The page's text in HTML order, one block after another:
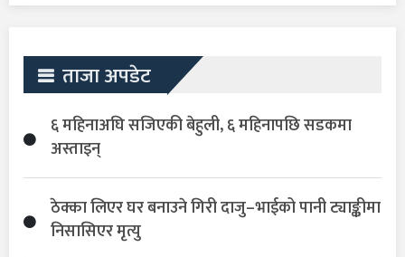
ताजा अपडेट
६ महिनाअघि सजिएकी बेहुली, ६ महिनापछि सडकमा
अस्ताइन्
ठेक्का लिएर घर बनाउने गिरी दाजु–भाईको पानी ट्याङ्कीमा
निसासिएर मृत्यु